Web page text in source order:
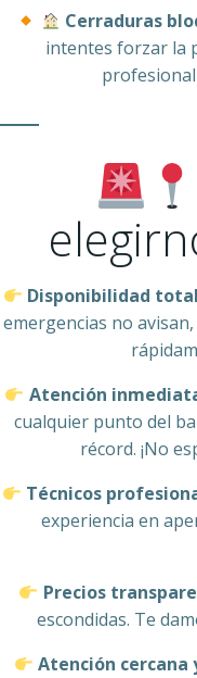
Cerraduras
intentes forzar la
Disponibilidad
emergencias no
Atención
cualquier punto del
récord. ¡No
Técnicos
experiencia en
Precios
escondidas. Te
Atención cercana